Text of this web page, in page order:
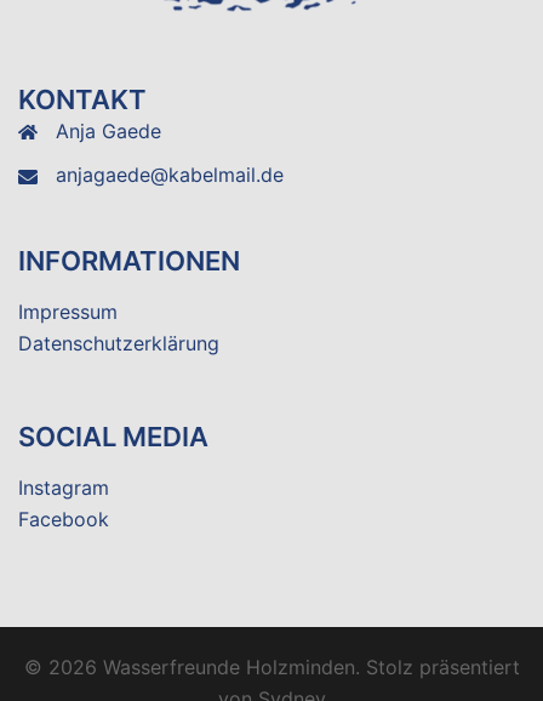
KONTAKT
Anja Gaede
anjagaede@kabelmail.de
INFORMATIONEN
Impressum
Datenschutzerklärung
SOCIAL MEDIA
Instagram
Facebook
© 2026 Wasserfreunde Holzminden. Stolz präsentiert